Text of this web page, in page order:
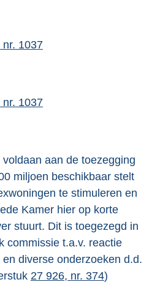
nr. 1037
nr. 1037
aan de toezegging
miljoen beschikbaar stelt
te stimuleren en
Kamer hier op korte
stuurt. Dit is toegezegd in
commissie t.a.v. reactie
diverse onderzoeken d.d.
27 926, nr. 374)